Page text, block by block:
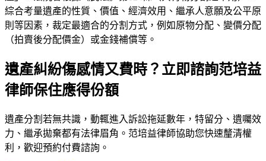
綜合考量遺產的性質、價值、經濟效用、繼承人意願及公平原
則等因素，裁定最適合的分割方式，例如原物分配、變價分配
（拍賣後分配價金）或金錢補償等。
遺產糾紛傷感情又費時？立即諮詢范培益
律師保住應得份額
遺產分割若無共識，動輒進入訴訟拖延數年，特留分、遺囑效
力、繼承拋棄都有法律眉角。 范培益律師協助您快速釐清權
利，歡迎預約付費諮詢。